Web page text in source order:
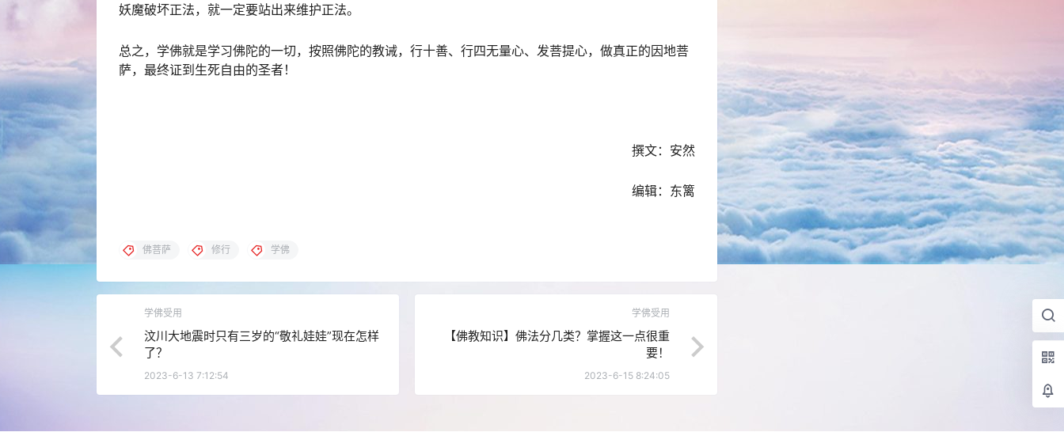
妖魔破坏正法，就一定要站出来维护正法。
总之，学佛就是学习佛陀的一切，按照佛陀的教诫，行十善、行四无量心、发菩提心，做真正的因地菩
萨，最终证到生死自由的圣者！
撰文：安然
编辑：东篱
佛菩萨 修行 学佛
学佛受用
汶川大地震时只有三岁的“敬礼娃娃”现在怎样
了？
2023-6-13 7:12:54
学佛受用
【佛教知识】佛法分几类？掌握这一点很重
要！
2023-6-15 8:24:05